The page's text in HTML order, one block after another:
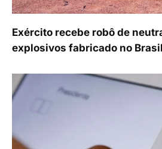
Exército recebe robô de
explosivos fabricado no Brasil